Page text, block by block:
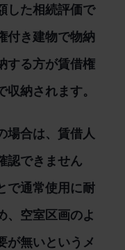
した相続評価で
付き建物で物納
する方が賃借権
納されます。
場合は、賃借人
認できません
で通常使用に耐
、空室区画のよ
が無いというメ